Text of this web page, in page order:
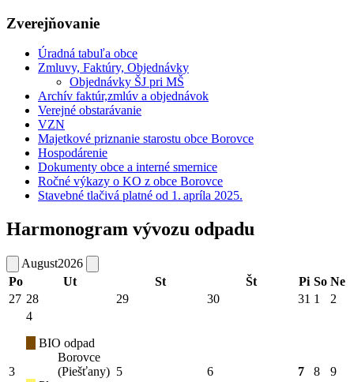
Zverejňovanie
Úradná tabuľa obce
Zmluvy, Faktúry, Objednávky
Objednávky ŠJ pri MŠ
Archív faktúr,zmlúv a objednávok
Verejné obstarávanie
VZN
Majetkové priznanie starostu obce Borovce
Hospodárenie
Dokumenty obce a interné smernice
Ročné výkazy o KO z obce Borovce
Stavebné tlačivá platné od 1. apríla 2025.
Harmonogram vývozu odpadu
August2026
Po
Ut St Št Pi So Ne
27 28 29 30 31 1 2
3
4
BIO odpad
Borovce
(Piešťany) 5 6 7 8 9